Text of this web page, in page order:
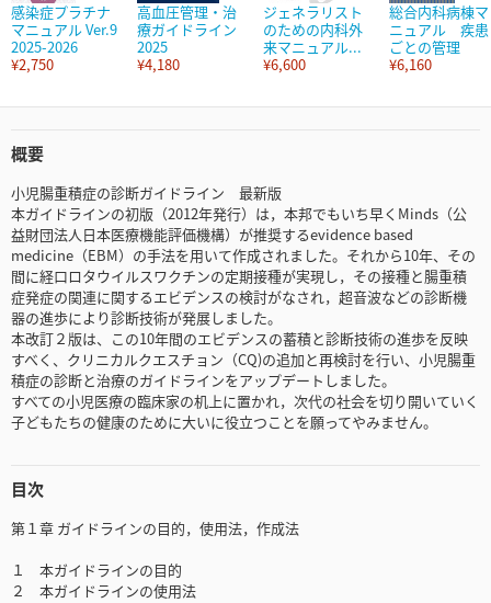
感染症プラチナ
マニュアル Ver.9
2025-2026
¥2,750
高血圧管理・治
療ガイドライン
2025
¥4,180
ジェネラリスト
のための内科外
来マニュアル...
¥6,600
総合内科病棟マ
ニュアル 疾患
ごとの管理
¥6,160
概要
小児腸重積症の診断ガイドライン 最新版
本ガイドラインの初版（2012年発行）は，本邦でもいち早くMinds（公
益財団法人日本医療機能評価機構）が推奨するevidence based
medicine（EBM）の手法を用いて作成されました。それから10年、その
間に経口ロタウイルスワクチンの定期接種が実現し，その接種と腸重積
症発症の関連に関するエビデンスの検討がなされ，超音波などの診断機
器の進歩により診断技術が発展しました。
本改訂２版は、この10年間のエビデンスの蓄積と診断技術の進歩を反映
すべく、クリニカルクエスチョン（CQ)の追加と再検討を行い、小児腸重
積症の診断と治療のガイドラインをアップデートしました。
すべての小児医療の臨床家の机上に置かれ，次代の社会を切り開いていく
子どもたちの健康のために大いに役立つことを願ってやみません。
目次
第１章 ガイドラインの目的，使用法，作成法
１ 本ガイドラインの目的
２ 本ガイドラインの使用法